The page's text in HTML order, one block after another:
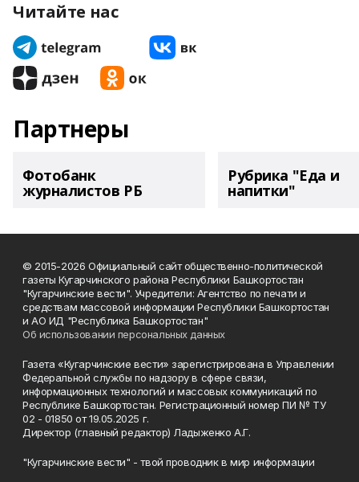
Читайте нас
Партнеры
Фотобанк
журналистов РБ
Рубрика "Еда и
напитки"
© 2015-2026 Официальный сайт общественно-политической
газеты Кугарчинского района Республики Башкортостан
"Кугарчинские вести". Учредители: Агентство по печати и
средствам массовой информации Республики Башкортостан
и АО ИД "Республика Башкортостан"
Об использовании персональных данных
Газета «Кугарчинские вести» зарегистрирована в Управлении
Федеральной службы по надзору в сфере связи,
информационных технологий и массовых коммуникаций по
Республике Башкортостан. Регистрационный номер ПИ № ТУ
02 - 01850 от 19.05.2025 г.
Директор (главный редактор) Ладыженко А.Г.
"Кугарчинские вести" - твой проводник в мир информации